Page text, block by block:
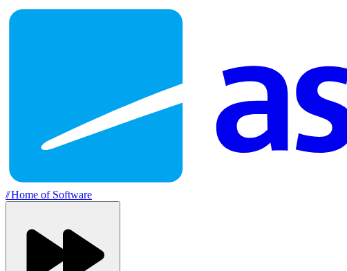
//Home of Software